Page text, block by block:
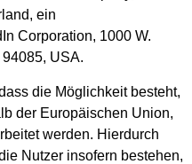
ein
Corporation, 1000 W.
USA.
die Möglichkeit besteht,
der Europäischen Union,
werden. Hierdurch
Nutzer insofern bestehen,